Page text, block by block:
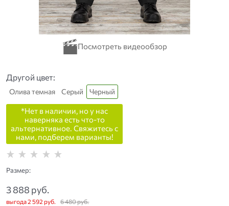
Другой цвет:
Олива темная Серый Черный
*Нет в наличии, но у нас
наверняка есть что-то
альтернативное. Свяжитесь с
нами, подберем варианты!
Размер:
6 480 руб.
3 888 руб.
выгода2 592 руб.